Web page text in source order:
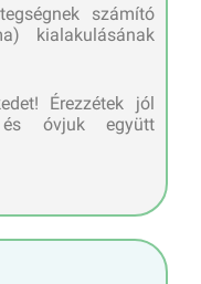
számító
kialakulásának
Érezzétek jól
óvjuk együtt